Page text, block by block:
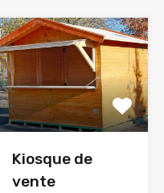
Kiosque de
vente